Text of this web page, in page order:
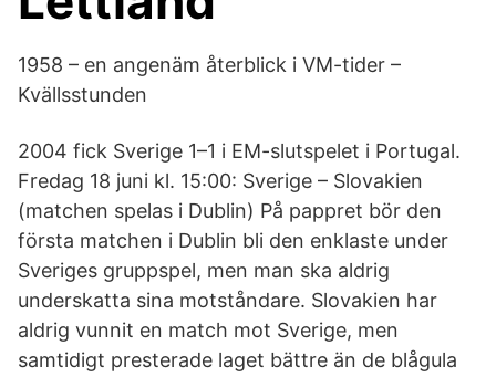
1958 – en angenäm återblick i VM-tider –
Kvällsstunden
2004 fick Sverige 1–1 i EM-slutspelet i Portugal.
Fredag 18 juni kl. 15:00: Sverige – Slovakien
(matchen spelas i Dublin) På pappret bör den
första matchen i Dublin bli den enklaste under
Sveriges gruppspel, men man ska aldrig
underskatta sina motståndare. Slovakien har
aldrig vunnit en match mot Sverige, men
samtidigt presterade laget bättre än de blågula